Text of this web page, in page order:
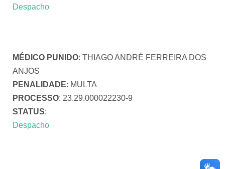
Despacho
MÉDICO PUNIDO: THIAGO ANDRÉ FERREIRA DOS
ANJOS
PENALIDADE: MULTA
PROCESSO: 23.29.000022230-9
STATUS:
Despacho